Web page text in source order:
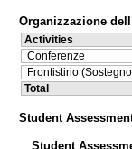
Organizzazione
Activities
Conferenze
Frontistirio
Total
Student
Student